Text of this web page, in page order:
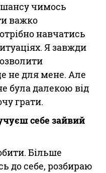
шансу чимось
важко
навчатись
Я завжди
не для мене. Але
була далекою від
грати.
себе зайвий
Більше
до себе, розбираю